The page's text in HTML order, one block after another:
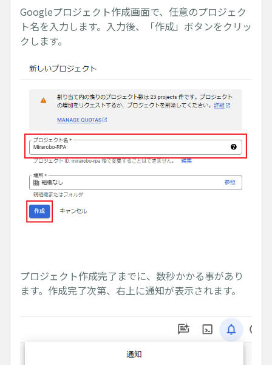
Googleプロジェクト作成画面で、任意のプロジェク
ト名を入力します。入力後、「作成」ボタンをクリッ
クします。
プロジェクト作成完了までに、数秒かかる事があり
ます。作成完了次第、右上に通知が表示されます。